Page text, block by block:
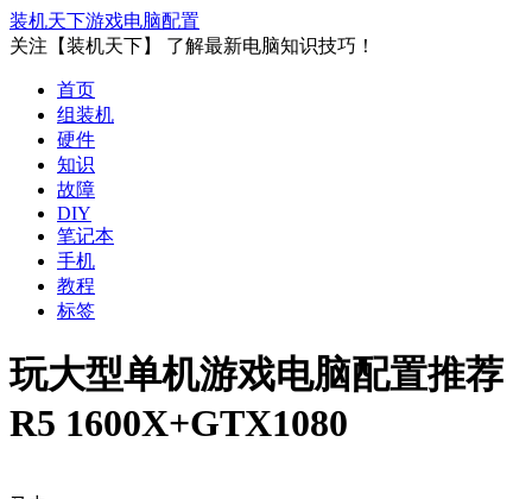
装机天下游戏电脑配置
关注【装机天下】 了解最新电脑知识技巧！
首页
组装机
硬件
知识
故障
DIY
笔记本
手机
教程
标签
玩大型单机游戏电脑配置推荐
R5 1600X+GTX1080